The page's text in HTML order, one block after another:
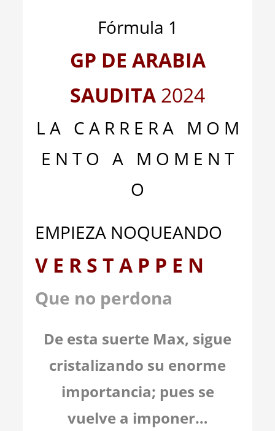
Fórmula 1
GP DE ARABIA
SAUDITA 2024
L A C A R R E R A M O M
E N T O A M O M E N T
O
EMPIEZA NOQUEANDO
V E R S T A P P E N
Que no perdona
De esta suerte Max, sigue
cristalizando su enorme
importancia; pues se
vuelve a imponer…